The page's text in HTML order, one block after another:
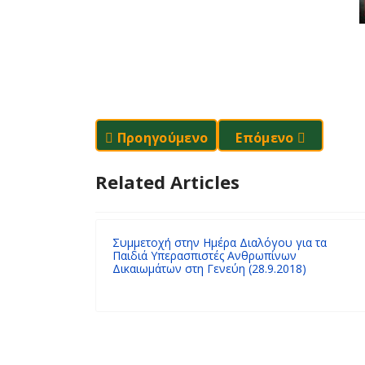
Προηγούμενο Άρθρο: Δύναμή Μας Το
Προηγούμενο Επόμενο Άρθρο:
Επόμενο
Related Articles
Συμμετοχή στην Ημέρα Διαλόγου για τα
Παιδιά Υπερασπιστές Ανθρωπίνων
Δικαιωμάτων στη Γενεύη (28.9.2018)